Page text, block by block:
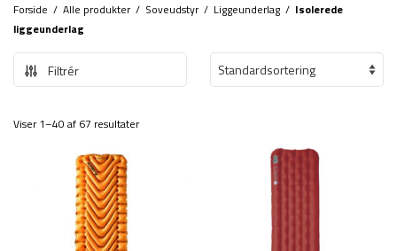
Forside / Alle produkter/ Soveudstyr/ Liggeunderlag / Isolerede
liggeunderlag
Filtrér
Viser 1–40 af 67 resultater